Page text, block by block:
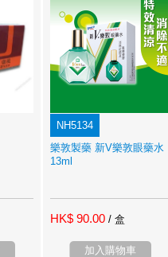
NH5134
樂敦製藥 新V樂敦眼藥水
13ml
HK$ 90.00 / 盒
加入購物車